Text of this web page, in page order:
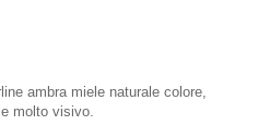
ambra miele naturale colore,
molto visivo.